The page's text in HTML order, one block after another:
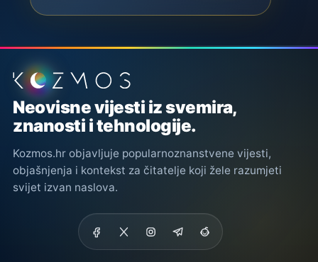
Podnožje stranice
Neovisne vijesti iz svemira,
znanosti i tehnologije.
Kozmos.hr objavljuje popularnoznanstvene vijesti,
objašnjenja i kontekst za čitatelje koji žele razumjeti
svijet izvan naslova.